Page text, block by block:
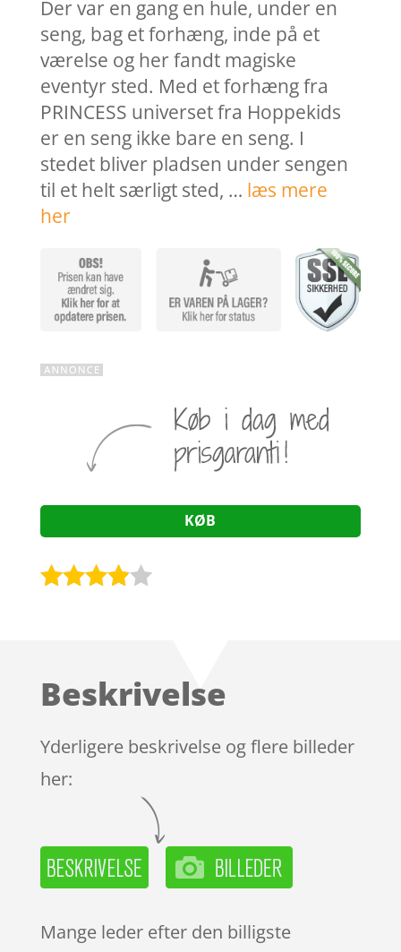
899,00 kr..
Der var en gang en hule, under en
seng, bag et forhæng, inde på et
værelse og her fandt magiske
eventyr sted. Med et forhæng fra
PRINCESS universet fra Hoppekids
er en seng ikke bare en seng. I
stedet bliver pladsen under sengen
til et helt særligt sted, … læs mere
her
KØB
på
ømmels
er
Beskrivelse
Yderligere beskrivelse og flere billeder
her:
Mange leder efter den billigste